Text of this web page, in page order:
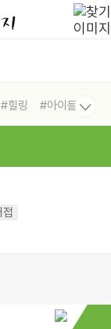
#힐링
#아이들